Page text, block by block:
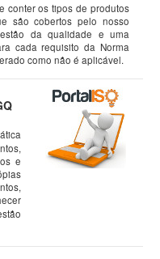
conter os tipos de produtos
são cobertos pelo nosso
da qualidade e uma
cada requisito da Norma
como não é aplicável.
e